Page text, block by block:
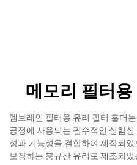
메모리 필터
멤브레인 필터용 유리 필터 홀더
공정에 사용되는 필수적인 실험
성과 기능성을 결합하여 제작되
보장하는 붕규산 유리로 제조되